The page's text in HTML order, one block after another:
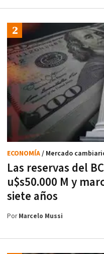
Las reservas del
u$s50.000 M y
siete años
ECONOMÍA/ Mercado
PorMarcelo Mussi